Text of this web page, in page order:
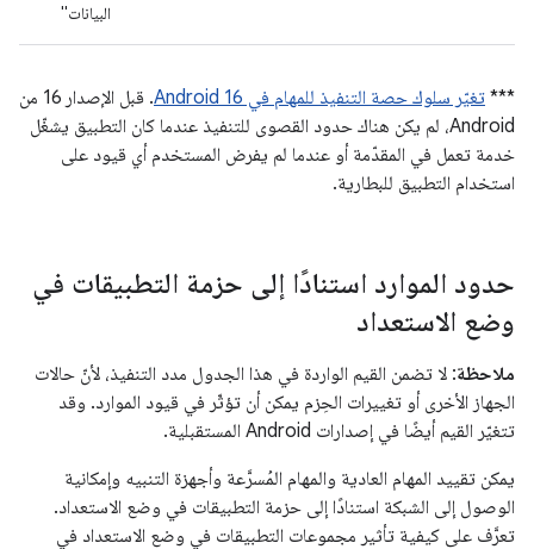
البيانات"
*** تغيّر سلوك حصة التنفيذ للمهام في Android 16
. قبل الإصدار 16 من
Android، لم يكن هناك حدود القصوى للتنفيذ عندما كان التطبيق يشغّل
خدمة تعمل في المقدّمة أو عندما لم يفرض المستخدم أي قيود على
استخدام التطبيق للبطارية.
حدود الموارد استنادًا إلى حزمة التطبيقات في
وضع الاستعداد
ملاحظة: لا تضمن القيم الواردة في هذا الجدول مدد التنفيذ، لأنّ حالات
الجهاز الأخرى أو تغييرات الحِزم يمكن أن تؤثّر في قيود الموارد. وقد
تتغيّر القيم أيضًا في إصدارات Android المستقبلية.
يمكن تقييد المهام العادية والمهام المُسرَّعة وأجهزة التنبيه وإمكانية
الوصول إلى الشبكة استنادًا إلى حزمة التطبيقات في وضع الاستعداد.
تعرَّف على كيفية تأثير مجموعات التطبيقات في وضع الاستعداد في